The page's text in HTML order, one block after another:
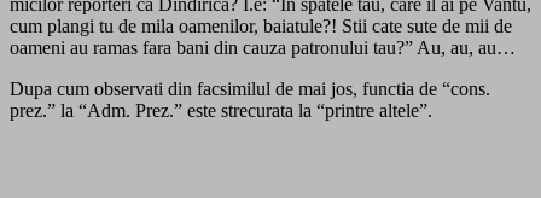
micilor reporteri ca Dindirica? I.e: “In spatele tau, care il ai pe Vantu,
cum plangi tu de mila oamenilor, baiatule?! Stii cate sute de mii de
oameni au ramas fara bani din cauza patronului tau?” Au, au, au…
Dupa cum observati din facsimilul de mai jos, functia de “cons.
prez.” la “Adm. Prez.” este strecurata la “printre altele”.